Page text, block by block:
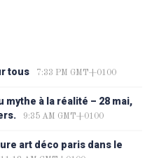
tous 7:33 PM GMT+0100
à la réalité – 28 mai,
9:35 AM GMT+0100
art déco paris dans le